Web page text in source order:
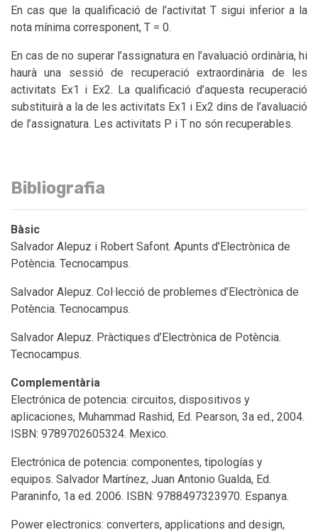
En cas que la qualificació de l’activitat T sigui inferior a la
nota mínima corresponent, T = 0.
En cas de no superar l’assignatura en l’avaluació ordinària, hi
haurà una sessió de recuperació extraordinària de les
activitats Ex1 i Ex2. La qualificació d’aquesta recuperació
substituirà a la de les activitats Ex1 i Ex2 dins de l’avaluació
de l’assignatura. Les activitats P i T no són recuperables.
Bibliografia
Bàsic
Salvador Alepuz i Robert Safont. Apunts d’Electrònica de
Potència. Tecnocampus.
Salvador Alepuz. Col·lecció de problemes d’Electrònica de
Potència. Tecnocampus.
Salvador Alepuz. Pràctiques d’Electrònica de Potència.
Tecnocampus.
Complementària
Electrónica de potencia: circuitos, dispositivos y
aplicaciones, Muhammad Rashid, Ed. Pearson, 3a ed., 2004.
ISBN: 9789702605324. Mexico.
Electrónica de potencia: componentes, tipologías y
equipos. Salvador Martínez, Juan Antonio Gualda, Ed.
Paraninfo, 1a ed. 2006. ISBN: 9788497323970. Espanya.
Power electronics: converters, applications and design,